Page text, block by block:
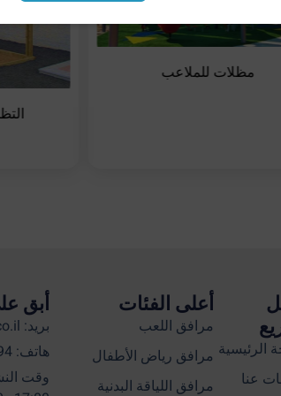
مظلات للملاعب
الرئيسية
عنا
أعلى الفئات
مرافق اللعب
مرافق رياض الأطفال
مرافق اللياقة البدنية
أبق
بريد: info@oren-playground.co.il
هاتف: 0505267294
وقت